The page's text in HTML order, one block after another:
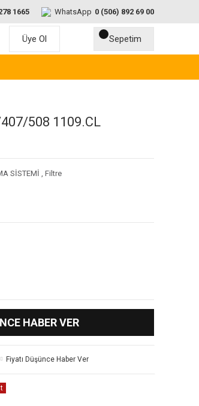
1665 WhatsApp 0 (506) 892 69 00
Üye Ol Sepetim
407/508 1109.CL
SİSTEMİ , Filtre
HABER VER
Fiyatı Düşünce Haber Ver